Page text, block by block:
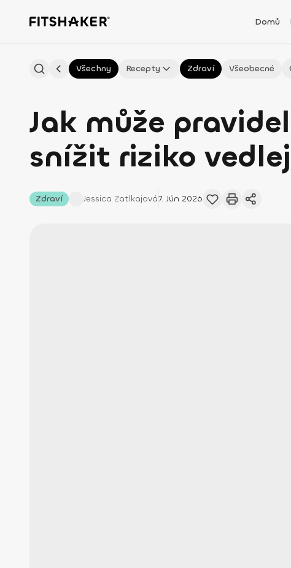
Domů
Všechny Recepty Zdraví Všeobecné
Jak může
snížit riziko
Zdraví Jessica Zatlkajová7. Jún 2026